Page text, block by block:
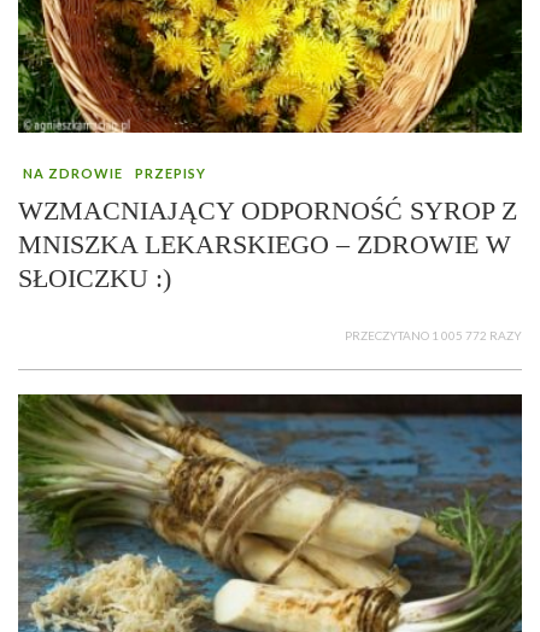
NA ZDROWIE PRZEPISY
WZMACNIAJĄCY ODPORNOŚĆ SYROP Z
MNISZKA LEKARSKIEGO – ZDROWIE W
SŁOICZKU :)
PRZECZYTANO 1 005 772 RAZY